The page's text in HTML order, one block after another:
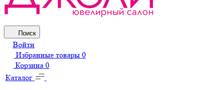
Поиск
Войти
Избранные товары 0
Корзина 0
Каталог